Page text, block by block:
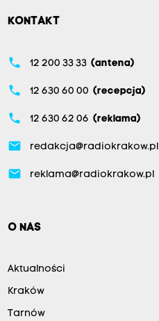
KONTAKT
phone 12 200 33 33 (antena)
phone 12 630 60 00 (recepcja)
phone 12 630 62 06 (reklama)
email redakcja@radiokrakow.pl
email reklama@radiokrakow.pl
O NAS
Aktualności
Kraków
Tarnów